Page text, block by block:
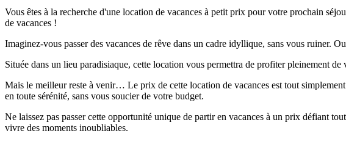
Vous êtes à la recherche d'une location de vacances à petit prix pour votre prochain
de vacances !
Imaginez-vous passer des vacances de rêve dans un cadre idyllique, sans vous ruiner.
Située dans un lieu paradisiaque, cette location vous permettra de profiter pleinement
Mais le meilleur reste à venir… Le prix de cette location de vacances est tout
en toute sérénité, sans vous soucier de votre budget.
Ne laissez pas passer cette opportunité unique de partir en vacances à un prix défiant
vivre des moments inoubliables.